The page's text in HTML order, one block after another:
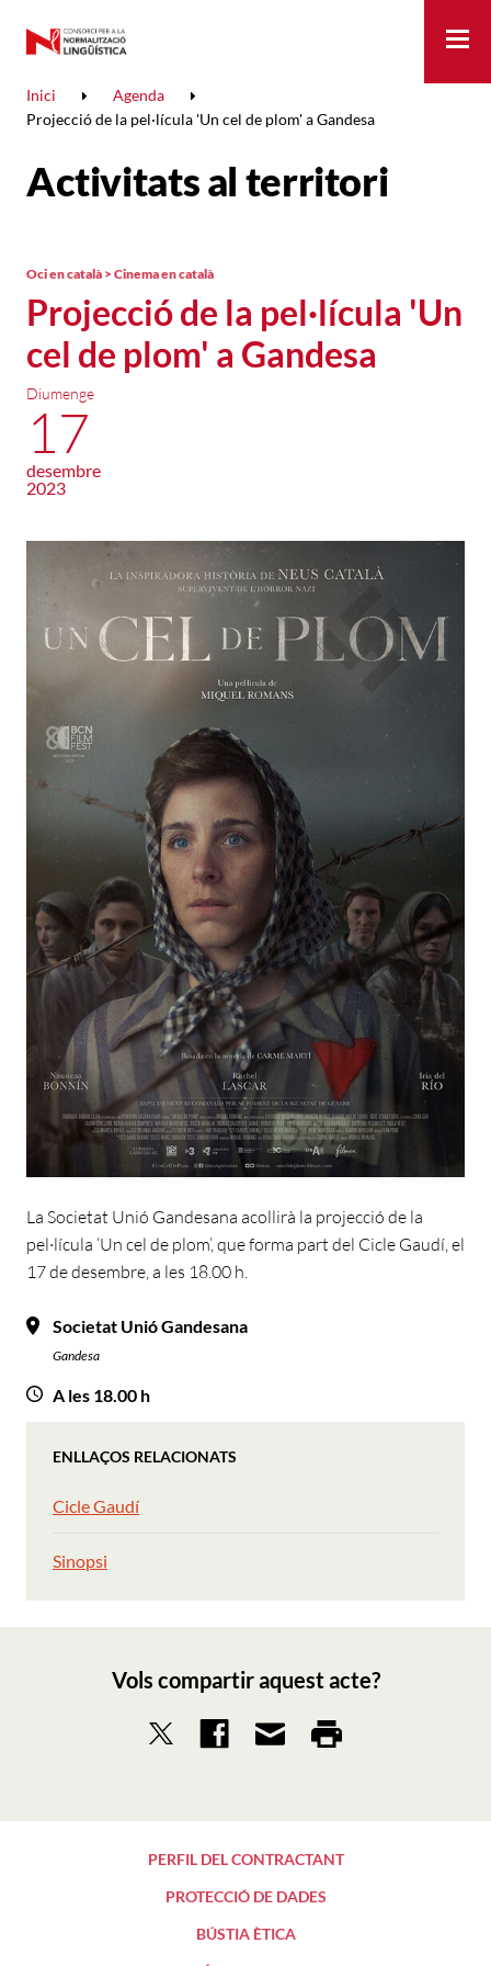
Inici
Agenda
Projecció de la pel·lícula 'Un cel de plom' a Gandesa
Activitats al territori
Projecció de la pel·lícula 'Un
cel de plom' a Gandesa
Oci en català > Cinema en català
Diumenge
17
desembre
2023
La Societat Unió Gandesana acollirà la projecció de la
pel·lícula ‘Un cel de plom’, que forma part del Cicle Gaudí, el
17 de desembre, a les 18.00 h.
Societat Unió Gandesana
Gandesa
A les 18.00 h
ENLLAÇOS RELACIONATS
Cicle Gaudí
Sinopsi
Vols compartir aquest acte?
PERFIL DEL CONTRACTANT
PROTECCIÓ DE DADES
BÚSTIA ÈTICA